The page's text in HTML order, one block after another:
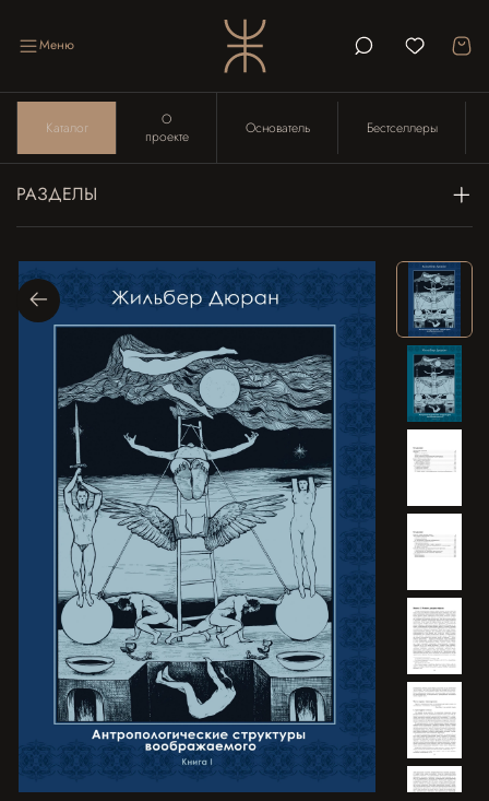
Меню
Каталог
О
проекте
Основатель Бестселлеры
РАЗДЕЛЫ